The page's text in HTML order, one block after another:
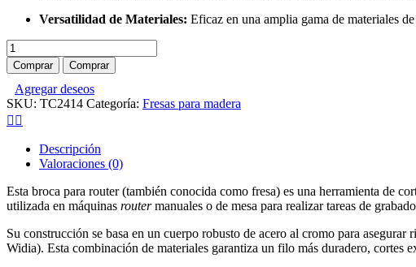
Versatilidad de Materiales: Eficaz en una amplia gama de materiales
Fresa
corte
en
"V"
TOOLCRAFT
12,7mm
cantidad
Comprar Comprar
Agregar deseos
SKU: TC2414 Categoría: Fresas para madera
Descripción
Valoraciones (0)
Esta broca para router (también conocida como fresa) es una herramienta de
utilizada en máquinas routermanuales o de mesa para realizar tareas de
Su construcción se basa en un cuerpo robusto de acero al cromo para
Widia). Esta combinación de materiales garantiza un filo más duradero, cortes